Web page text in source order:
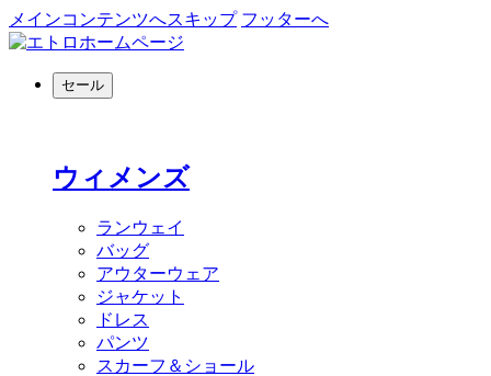
メインコンテンツへスキップ フッターへ
セール
ウィメンズ
ランウェイ
バッグ
アウターウェア
ジャケット
ドレス
パンツ
スカーフ＆ショール